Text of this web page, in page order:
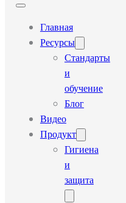
Главная
Ресурсы
Стандарты
и
обучение
Блог
Видео
Продукт
Гигиена
и
защита